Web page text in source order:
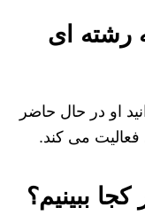
رشته ای
او در حال حاضر
می کند.
ببینیم؟